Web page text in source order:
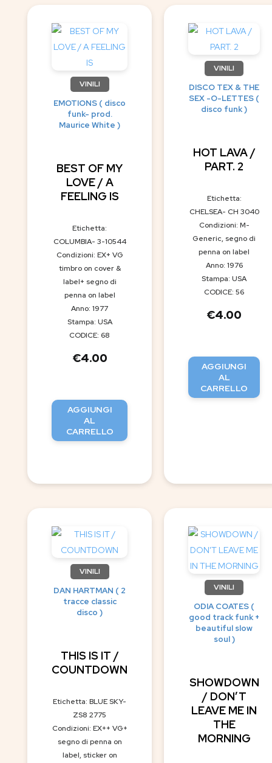
VINILI
EMOTIONS ( disco
funk- prod.
Maurice White )
BEST OF MY
LOVE / A
FEELING IS
Etichetta:
COLUMBIA- 3-10544
Condizioni: EX+ VG
timbro on cover &
label+ segno di
penna on label
Anno: 1977
Stampa: USA
CODICE: 68
€4.00
AGGIUNGI
AL
CARRELLO
VINILI
DISCO TEX & THE
SEX -O-LETTES (
disco funk )
HOT LAVA /
PART. 2
Etichetta:
CHELSEA- CH 3040
Condizioni: M-
Generic, segno di
penna on label
Anno: 1976
Stampa: USA
CODICE: 56
€4.00
AGGIUNGI
AL
CARRELLO
VINILI
DAN HARTMAN ( 2
tracce classic
disco )
THIS IS IT /
COUNTDOWN
Etichetta: BLUE SKY-
ZS8 2775
Condizioni: EX++ VG+
segno di penna on
label, sticker on
VINILI
ODIA COATES (
good track funk +
beautiful slow
soul )
SHOWDOWN
/ DON’T
LEAVE ME IN
THE
MORNING